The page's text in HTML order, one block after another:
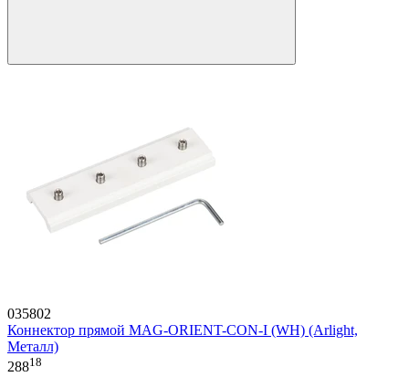
035802
Коннектор прямой MAG-ORIENT-CON-I (WH) (Arlight,
Металл)
28818